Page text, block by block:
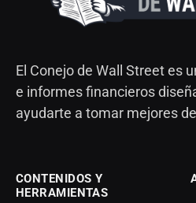
El Conejo de Wall Street es
e informes financieros
ayudarte a tomar mejores
CONTENIDOS Y
HERRAMIENTAS